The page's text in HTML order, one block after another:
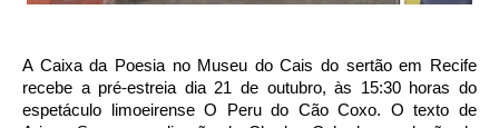
A Caixa da Poesia no Museu do Cais do sertão em Recife
recebe a pré-estreia dia 21 de outubro, às 15:30 horas do
espetáculo limoeirense O Peru do Cão Coxo. O texto de